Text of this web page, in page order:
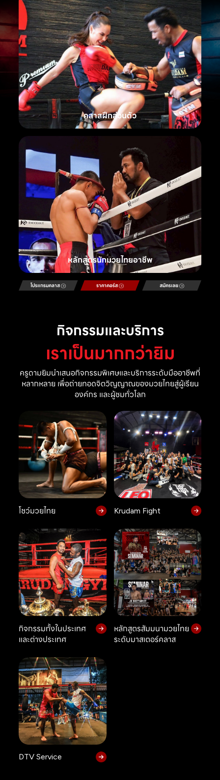
คลาสฝึกส่วนตัว
หลักสูตรนักมวยไทยอาชีพ
โปรแกรมคลาส ราคาคอร์ส สมัครเลย
กิจกรรมและบริการ
เราเป็นมากกว่ายิม
ครูดามยิมนำเสนอกิจกรรมพิเศษและบริการระดับมืออาชีพที่
หลากหลาย เพื่อถ่ายทอดจิตวิญญาณของมวยไทยสู่ผู้เรียน
องค์กร และผู้ชมทั่วโลก
โชว์มวยไทย Krudam Fight
กิจกรรมทั้งในประเทศ
และต่างประเทศ
หลักสูตรสัมมนามวยไทย
ระดับมาสเตอร์คลาส
DTV Service